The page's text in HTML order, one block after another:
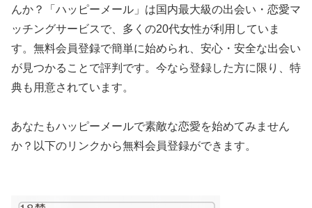
んか？「ハッピーメール」は国内最大級の出会い・恋愛マ
ッチングサービスで、多くの20代女性が利用していま
す。無料会員登録で簡単に始められ、安心・安全な出会い
が見つかることで評判です。今なら登録した方に限り、特
典も用意されています。
あなたもハッピーメールで素敵な恋愛を始めてみません
か？以下のリンクから無料会員登録ができます。